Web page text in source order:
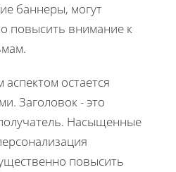
баннеры, могут
повысить внимание к
остается
Заголовок - это
Насыщенные
повысить